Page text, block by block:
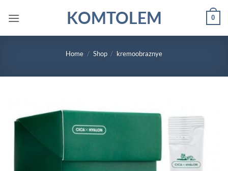
KOMTOLEM 0
Home / Shop / kremoobraznye